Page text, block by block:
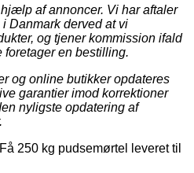
af annoncer. Vi har aftaler
Danmark derved at vi
og tjener kommission ifald
foretager en bestilling.
og online butikker opdateres
garantier imod korrektioner
nyligste opdatering af
Få 250 kg pudsemørtel leveret til